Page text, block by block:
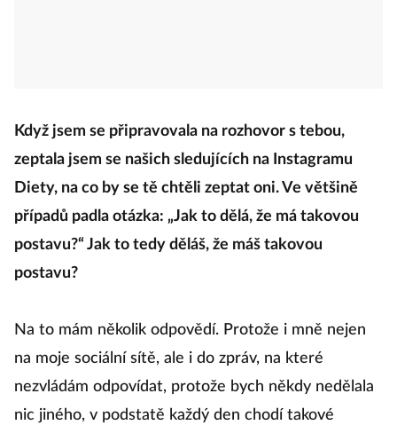
Když jsem se připravovala na rozhovor s tebou,
zeptala jsem se našich sledujících na Instagramu
Diety, na co by se tě chtěli zeptat oni. Ve většině
případů padla otázka: „Jak to dělá, že má takovou
postavu?“ Jak to tedy děláš, že máš takovou
postavu?
Na to mám několik odpovědí. Protože i mně nejen
na moje sociální sítě, ale i do zpráv, na které
nezvládám odpovídat, protože bych někdy nedělala
nic jiného, v podstatě každý den chodí takové